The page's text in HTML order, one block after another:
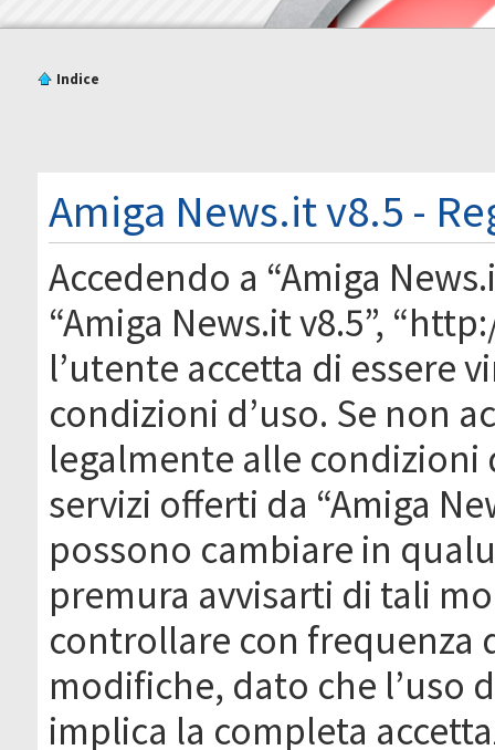
Indice
Amiga News.it v8.5 -
Accedendo a “Amiga
“Amiga News.it v8.5”,
l’utente accetta di essere
condizioni d’uso. Se non
legalmente alle condizioni
servizi offerti da “Amiga
possono cambiare in
premura avvisarti di tali
controllare con frequenza
modifiche, dato che l’uso
implica la completa